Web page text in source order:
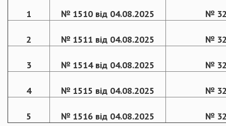
1 № 1510 від 04.08.2025 №
2 № 1511 від 04.08.2025 №
3 № 1514 від 04.08.2025 №
4 № 1515 від 04.08.2025 №
5 № 1516 від 04.08.2025 №